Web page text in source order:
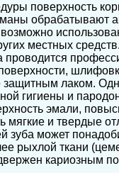
поверхность
обрабатывают
местных средств.
защитным лаком.
гигиены и
эмали,
мягкие и твердые
зуба может
рыхлой ткани
кариозным